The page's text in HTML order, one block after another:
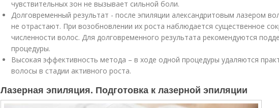
чувствительных зон не вызывает сильной боли.
Долговременный результат - после эпиляции александритовым лазером
не отрастают. При возобновлении их роста наблюдается существенное
численности волос. Для долговременного результата рекомендуются
процедуры.
Высокая эффективность метода – в ходе одной процедуры удаляются
волосы в стадии активного роста.
Лазерная эпиляция. Подготовка к лазерной эпиляции